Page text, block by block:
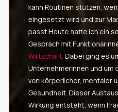
kann Routinen stützen,
eingesetzt wird und zur
passt.Heute hatte ich ein
Gespräch mit
Wirtschaft. Dabei ging es
Unternehmerinnen und um
von körperlicher, mentaler
Gesundheit. Dieser
Wirkung entsteht, wenn